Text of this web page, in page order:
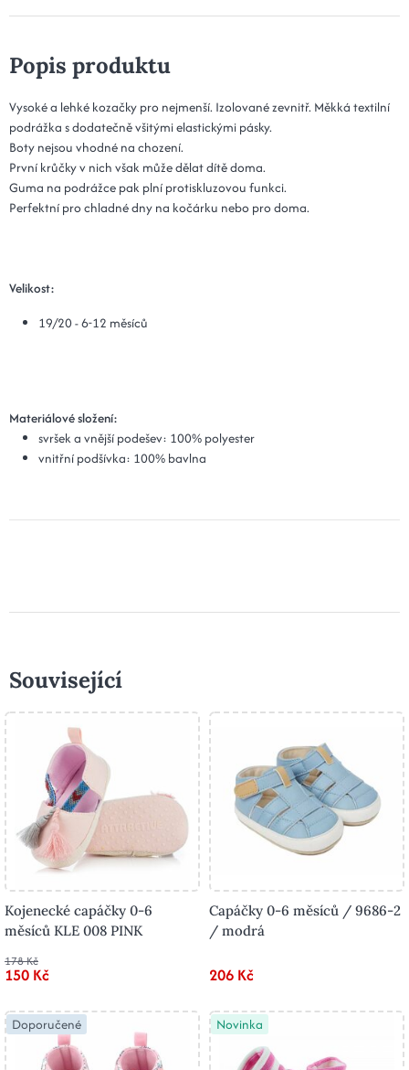
Popis produktu
Vysoké a lehké kozačky pro nejmenší. Izolované zevnitř. Měkká textilní
podrážka s dodatečně všitými elastickými pásky.
Boty nejsou vhodné na chození.
První krůčky v nich však může dělat dítě doma.
Guma na podrážce pak plní protiskluzovou funkci.
Perfektní pro chladné dny na kočárku nebo pro doma.
Velikost:
19/20 - 6-12 měsíců
Materiálové složení:
svršek a vnější podešev: 100% polyester
vnitřní podšívka: 100% bavlna
Související
Kojenecké capáčky 0-6
měsíců KLE 008 PINK
178 Kč
150 Kč
Capáčky 0-6 měsíců / 9686-2
/ modrá
206 Kč
Doporučené Novinka